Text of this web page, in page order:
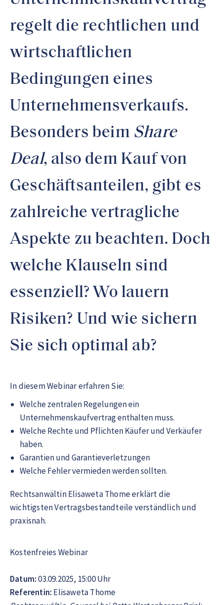
regelt die rechtlichen und
wirtschaftlichen
Bedingungen eines
Unternehmensverkaufs.
Besonders beim Share
Deal, also dem Kauf von
Geschäftsanteilen, gibt es
zahlreiche vertragliche
Aspekte zu beachten. Doch
welche Klauseln sind
essenziell? Wo lauern
Risiken? Und wie sichern
Sie sich optimal ab?
In diesem Webinar erfahren Sie:
Welche zentralen Regelungen ein
Unternehmenskaufvertrag enthalten muss.
Welche Rechte und Pflichten Käufer und Verkäufer
haben.
Garantien und Garantieverletzungen
Welche Fehler vermieden werden sollten.
Rechtsanwältin Elisaweta Thome erklärt die
wichtigsten Vertragsbestandteile verständlich und
praxisnah.
Kostenfreies Webinar
Datum:03.09.2025, 15:00 Uhr
Referentin: Elisaweta Thome